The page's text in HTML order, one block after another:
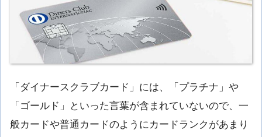
「ダイナースクラブカード」には、「プラチナ」や
「ゴールド」といった言葉が含まれていないので、一
般カードや普通カードのようにカードランクがあまり